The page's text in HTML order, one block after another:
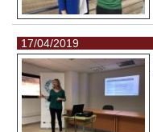
17/04/2019